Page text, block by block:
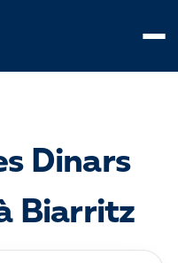
Dinars
Biarritz